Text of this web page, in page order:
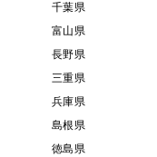
千葉県
富山県
長野県
三重県
兵庫県
島根県
徳島県